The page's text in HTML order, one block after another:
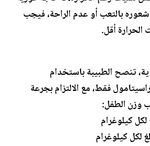
بالتعب أو عدم الراحة، فيجب
أقل.
تنصح الطبيبة باستخدام
فقط، مع الالتزام بجرعة
وزن الطفل: